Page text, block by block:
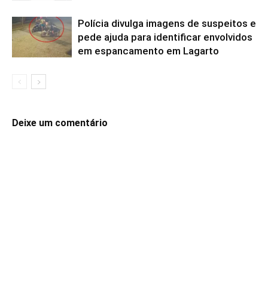
Polícia divulga imagens de suspeitos e
pede ajuda para identificar envolvidos
em espancamento em Lagarto
Deixe um comentário